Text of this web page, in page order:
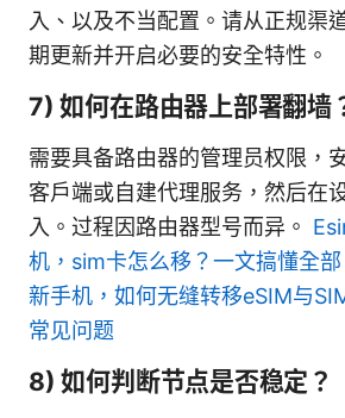
入、以及不当配置。请从正规渠
期更新并开启必要的安全特性。
7) 如何在路由器上部署翻墙
需要具备路由器的管理员权限，
客户端或自建代理服务，然后在
入。过程因路由器型号而异。
机，sim卡怎么移？一文搞懂全
新手机，如何无缝转移eSIM与
常见问题
8) 如何判断节点是否稳定？